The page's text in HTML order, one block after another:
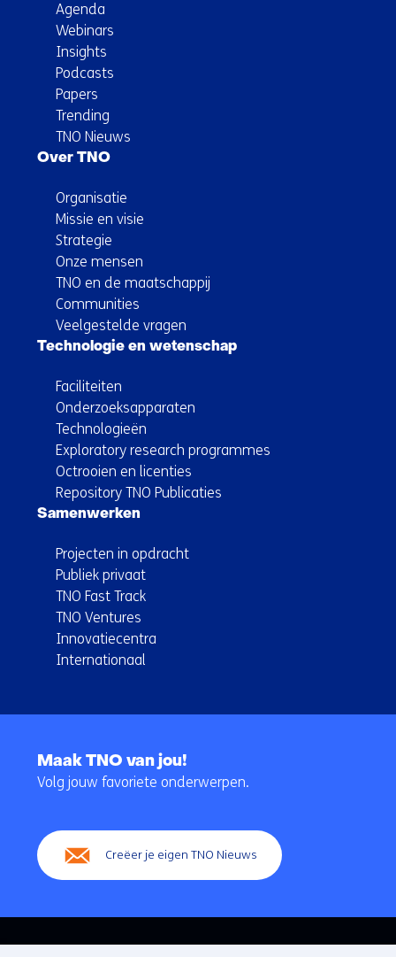
Agenda
Webinars
Insights
Podcasts
Papers
Trending
TNO Nieuws
Over TNO
Organisatie
Missie en visie
Strategie
Onze mensen
TNO en de maatschappij
Communities
Veelgestelde vragen
Technologie en wetenschap
Faciliteiten
Onderzoeksapparaten
Technologieën
Exploratory research programmes
Octrooien en licenties
Repository TNO Publicaties
Samenwerken
Projecten in opdracht
Publiek privaat
TNO Fast Track
TNO Ventures
Innovatiecentra
Internationaal
navigatie
Maak TNO van jou!
Volg jouw favoriete onderwerpen.
Creëer je eigen TNO Nieuws